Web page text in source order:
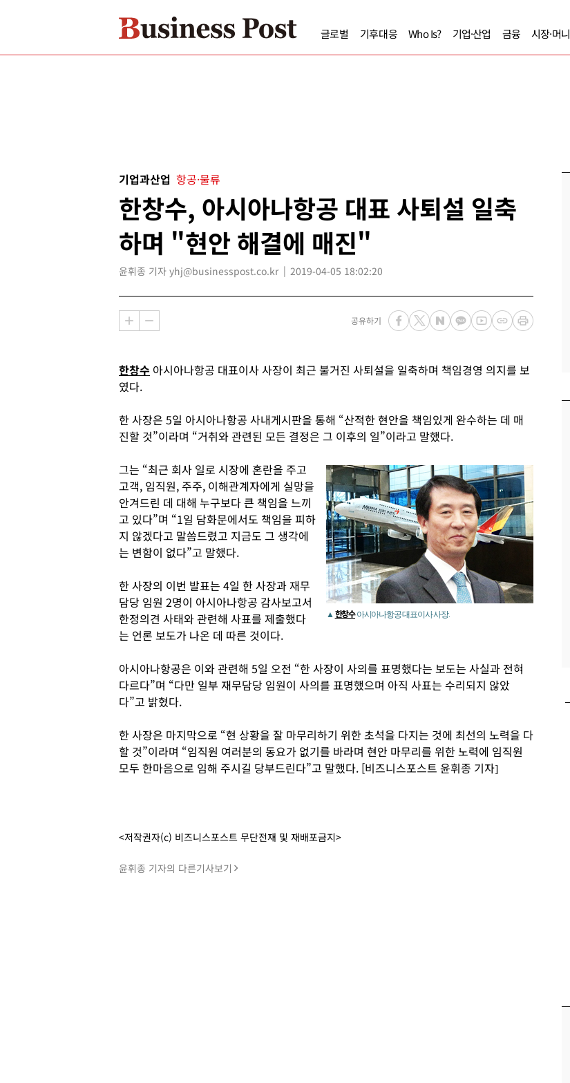
글로벌 기후대응 Who Is? 기업·산업 금융 시장·머니
기업과산업 항공·물류
한창수, 아시아나항공 대표 사퇴설 일축
하며 "현안 해결에 매진"
윤휘종 기자 yhj@businesspost.co.kr 2019-04-05 18:02:20
공유하기
한창수 아시아나항공 대표이사 사장이 최근 불거진 사퇴설을 일축하며 책임경영 의지를 보
였다.
한 사장은 5일 아시아나항공 사내게시판을 통해 “산적한 현안을 책임있게 완수하는 데 매
진할 것”이라며 “거취와 관련된 모든 결정은 그 이후의 일”이라고 말했다.
▲ 한창수아시아나항공 대표이사 사장.
그는 “최근 회사 일로 시장에 혼란을 주고
고객, 임직원, 주주, 이해관계자에게 실망을
안겨드린 데 대해 누구보다 큰 책임을 느끼
고 있다”며 “1일 담화문에서도 책임을 피하
지 않겠다고 말씀드렸고 지금도 그 생각에
는 변함이 없다”고 말했다.
한 사장의 이번 발표는 4일 한 사장과 재무
담당 임원 2명이 아시아나항공 감사보고서
한정의견 사태와 관련해 사표를 제출했다
는 언론 보도가 나온 데 따른 것이다.
아시아나항공은 이와 관련해 5일 오전 “한 사장이 사의를 표명했다는 보도는 사실과 전혀
다르다”며 “다만 일부 재무담당 임원이 사의를 표명했으며 아직 사표는 수리되지 않았
다”고 밝혔다.
한 사장은 마지막으로 “현 상황을 잘 마무리하기 위한 초석을 다지는 것에 최선의 노력을 다
할 것”이라며 “임직원 여러분의 동요가 없기를 바라며 현안 마무리를 위한 노력에 임직원
모두 한마음으로 임해 주시길 당부드린다”고 말했다. [비즈니스포스트 윤휘종 기자]
<저작권자(c) 비즈니스포스트 무단전재 및 재배포금지>
윤휘종 기자의 다른기사보기